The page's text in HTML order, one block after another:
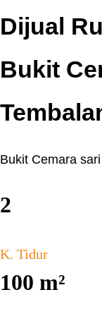
Dijual
Bukit
Bukit Cemara
2
K. Tidur
100 m²